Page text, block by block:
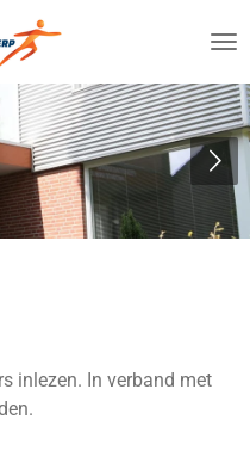
inlezen. In verband met